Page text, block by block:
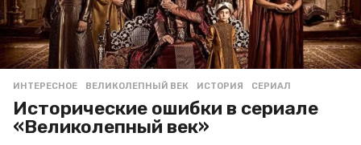
ИНТЕРЕСНОЕ ВЕЛИКОЛЕПНЫЙ ВЕК ,ИСТОРИЯ ,СЕРИАЛ
Исторические ошибки в сериале
«Великолепный век»